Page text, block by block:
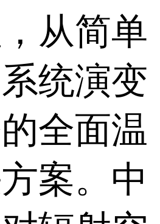
从简单
统演变
全面温
案。中